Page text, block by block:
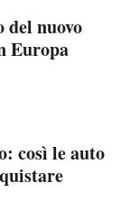
del nuovo
Europa
così le auto